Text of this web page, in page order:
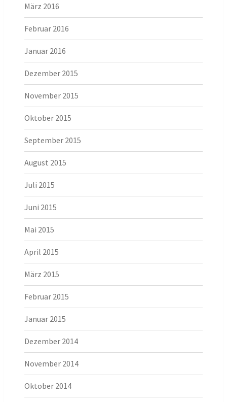
März 2016
Februar 2016
Januar 2016
Dezember 2015
November 2015
Oktober 2015
September 2015
August 2015
Juli 2015
Juni 2015
Mai 2015
April 2015
März 2015
Februar 2015
Januar 2015
Dezember 2014
November 2014
Oktober 2014